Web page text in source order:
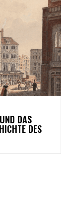
DAS
DES